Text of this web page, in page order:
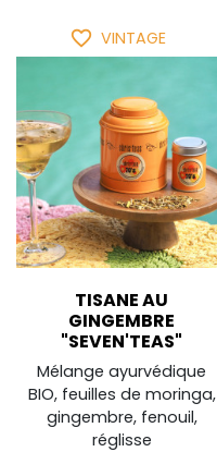
favorite_border VINTAGE
TISANE AU
GINGEMBRE
"SEVEN'TEAS"
Mélange ayurvédique
BIO, feuilles de moringa,
gingembre, fenouil,
réglisse